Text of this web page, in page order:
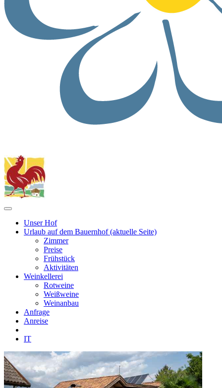
Unser Hof
Urlaub auf dem Bauernhof(aktuelle Seite)
Zimmer
Preise
Frühstück
Aktivitäten
Weinkellerei
Rotweine
Weißweine
Weinanbau
Anfrage
Anreise
IT